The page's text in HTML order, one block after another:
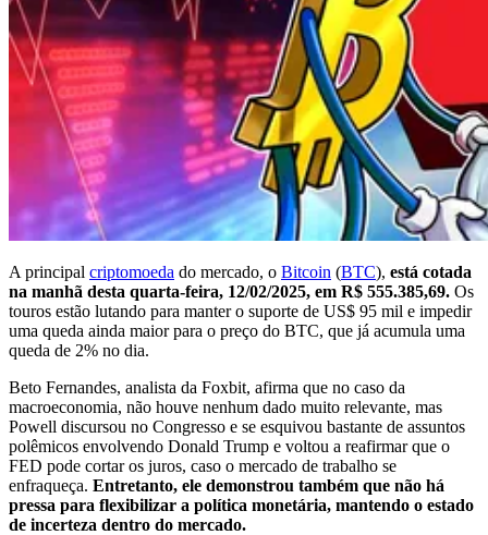
A principal criptomoeda do mercado, o Bitcoin (BTC), está cotada
na manhã desta quarta-feira, 12/02/2025, em R$ 555.385,69. Os
touros estão lutando para manter o suporte de US$ 95 mil e impedir
uma queda ainda maior para o preço do BTC, que já acumula uma
queda de 2% no dia.
Beto Fernandes, analista da Foxbit, afirma que no caso da
macroeconomia, não houve nenhum dado muito relevante, mas
Powell discursou no Congresso e se esquivou bastante de assuntos
polêmicos envolvendo Donald Trump e voltou a reafirmar que o
FED pode cortar os juros, caso o mercado de trabalho se
enfraqueça. Entretanto, ele demonstrou também que não há
pressa para flexibilizar a política monetária, mantendo o estado
de incerteza dentro do mercado.